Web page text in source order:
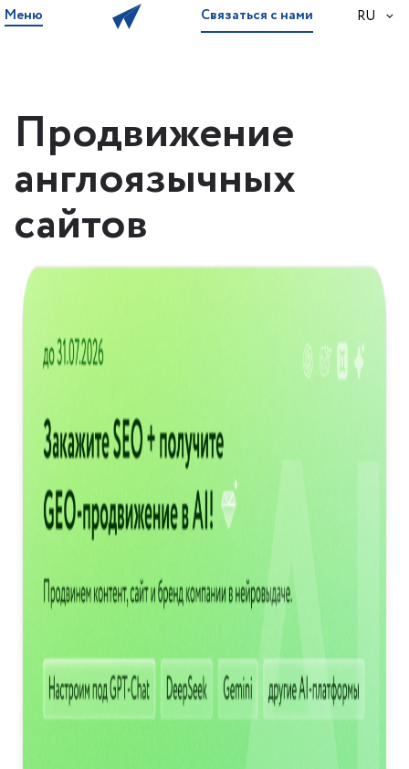
Меню Связаться с нами RU
Продвижение
англоязычных
сайтов